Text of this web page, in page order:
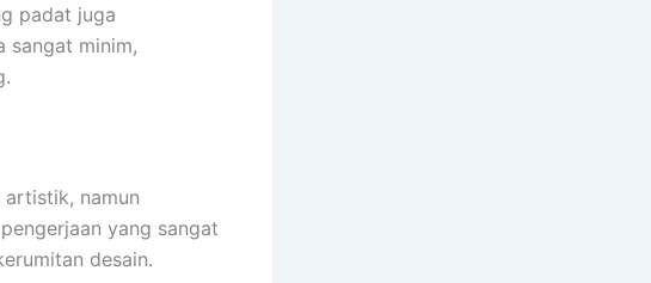
padat juga
sangat minim,
namun
yang sangat
desain.